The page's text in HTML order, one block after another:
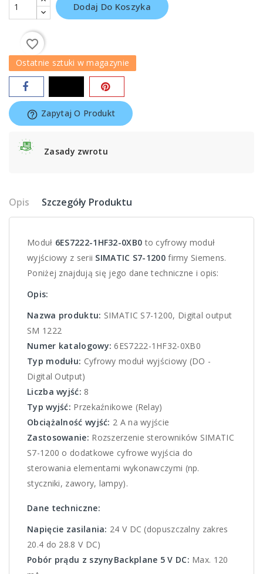
Dodaj Do Koszyka
favorite_border
Ostatnie sztuki w magazynie
help_outline Zapytaj O Produkt
Zasady zwrotu
Opis Szczegóły Produktu
Moduł 6ES7222-1HF32-0XB0 to cyfrowy moduł
wyjściowy z serii SIMATIC S7-1200firmy Siemens.
Poniżej znajdują się jego dane techniczne i opis:
Opis:
Nazwa produktu: SIMATIC S7-1200, Digital output
SM 1222
Numer katalogowy: 6ES7222-1HF32-0XB0
Typ modułu: Cyfrowy moduł wyjściowy (DO -
Digital Output)
Liczba wyjść: 8
Typ wyjść: Przekaźnikowe (Relay)
Obciążalność wyjść: 2 A na wyjście
Zastosowanie: Rozszerzenie sterowników SIMATIC
S7-1200 o dodatkowe cyfrowe wyjścia do
sterowania elementami wykonawczymi (np.
styczniki, zawory, lampy).
Dane techniczne:
Napięcie zasilania: 24 V DC (dopuszczalny zakres
20.4 do 28.8 V DC)
Pobór prądu z szynyBackplane 5 V DC: Max. 120